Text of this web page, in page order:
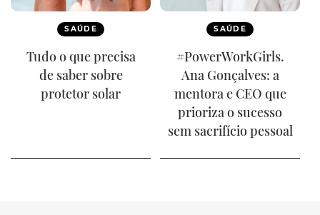
SAÚDE
Tudo o que precisa
de saber sobre
protetor solar
SAÚDE
#PowerWorkGirls.
Ana Gonçalves: a
mentora e CEO que
prioriza o sucesso
sem sacrifício pessoal